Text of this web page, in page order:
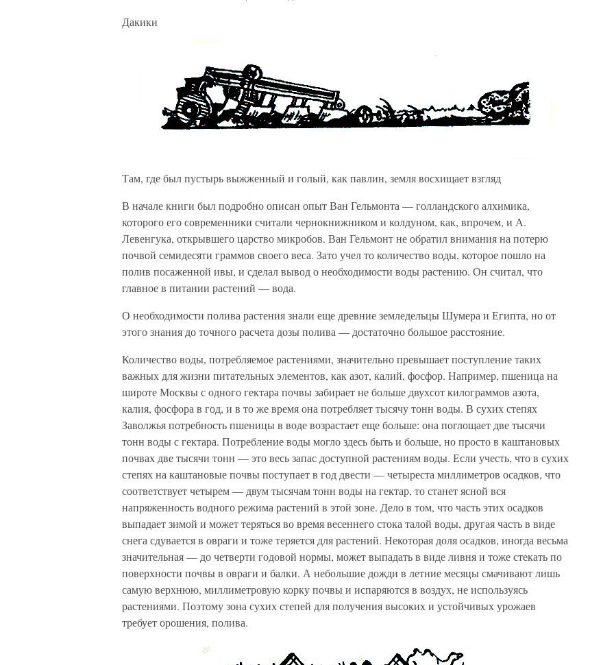
Дакики
Там, где был пустырь выжженный и голый, как павлин, земля восхищает взгляд
В начале книги был подробно описан опыт Ван Гельмонта — голландского алхимика,
которого его современники считали чернокнижником и колдуном, как, впрочем, и А.
Левенгука, открывшего царство микробов. Ван Гельмонт не обратил внимания на потерю
почвой семидесяти граммов своего веса. Зато учел то количество воды, которое пошло на
полив посаженной ивы, и сделал вывод о необходимости воды растению. Он считал, что
главное в питании растений — вода.
О необходимости полива растения знали еще древние земледельцы Шумера и Египта, но от
этого знания до точного расчета дозы полива — достаточно большое расстояние.
Количество воды, потребляемое растениями, значительно превышает поступление таких
важных для жизни питательных элементов, как азот, калий, фосфор. Например, пшеница на
широте Москвы с одного гектара почвы забирает не больше двухсот килограммов азота,
калия, фосфора в год, и в то же время она потребляет тысячу тонн воды. В сухих степях
Заволжья потребность пшеницы в воде возрастает еще больше: она поглощает две тысячи
тонн воды с гектара. Потребление воды могло здесь быть и больше, но просто в каштановых
почвах две тысячи тонн — это весь запас доступной растениям воды. Если учесть, что в сухих
степях на каштановые почвы поступает в год двести — четыреста миллиметров осадков, что
соответствует четырем — двум тысячам тонн воды на гектар, то станет ясной вся
напряженность водного режима растений в этой зоне. Дело в том, что часть этих осадков
выпадает зимой и может теряться во время весеннего стока талой воды, другая часть в виде
снега сдувается в овраги и тоже теряется для растений. Некоторая доля осадков, иногда весьма
значительная — до четверти годовой нормы, может выпадать в виде ливня и тоже стекать по
поверхности почвы в овраги и балки. А небольшие дожди в летние месяцы смачивают лишь
самую верхнюю, миллиметровую корку почвы и испаряются в воздух, не используясь
растениями. Поэтому зона сухих степей для получения высоких и устойчивых урожаев
требует орошения, полива.